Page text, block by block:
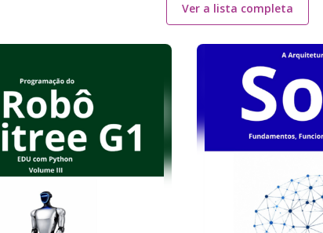
Ver a lista completa